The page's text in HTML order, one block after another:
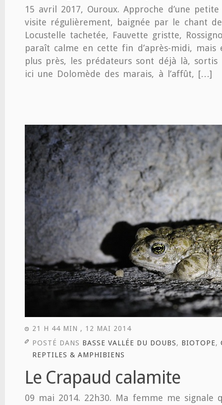
15 avril 2017, Ouroux. Approche d’une
visite régulièrement, baignée par le chant
Locustelle tachetée, Fauvette gristte,
paraît calme en cette fin d’après-midi,
plus près, les prédateurs sont déjà là,
ici une Dolomède des marais, à l’affût, […]
21 H 44 MIN , 12 MAI 2014
POSTÉ DANS BASSE VALLÉE DU DOUBS, BIOTOPE,
REPTILES & AMPHIBIENS
Le Crapaud calamite
09 mai 2014. 22h30. Ma femme me signale